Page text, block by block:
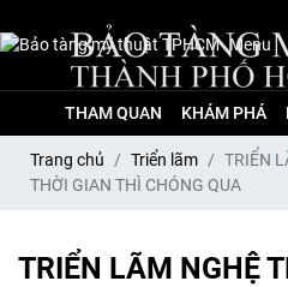
Menu
THAM QUAN KHÁM PHÁ
Trang chủ Triển lãm
TRIỂN
THỜI GIAN THÌ CHÓNG QUA
TRIỂN LÃM NGHỆ